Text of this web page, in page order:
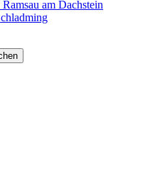
am Dachstein